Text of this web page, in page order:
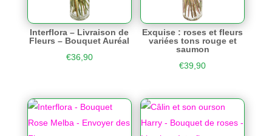
Interflora – Livraison de
Fleurs – Bouquet Auréal
€36,90
Exquise : roses et fleurs
variées tons rouge et
saumon
€39,90